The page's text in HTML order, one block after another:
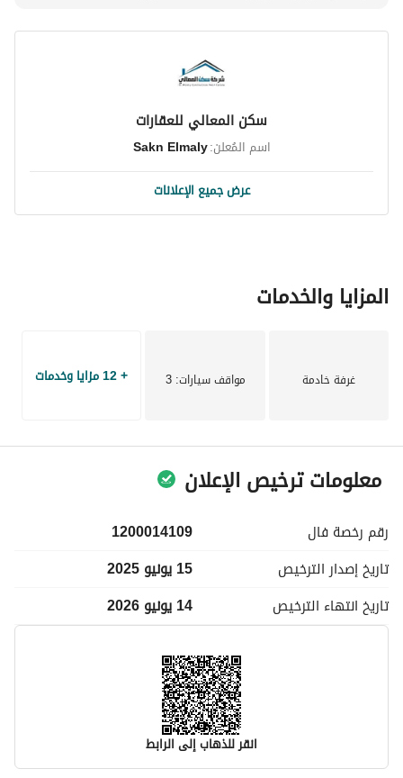
سكن المعالي للعقارات
اسم المُعلن:Sakn Elmaly
عرض جميع الإعلانات
المزايا والخدمات
غرفة خادمة مواقف سيارات: 3 + 12 مزايا وخدمات
معلومات ترخيص الإعلان
رقم رخصة فال
1200014109
تاريخ إصدار الترخيص
15 يونيو 2025
تاريخ انتهاء الترخيص 14 يونيو 2026
انقر للذهاب إلى الرابط